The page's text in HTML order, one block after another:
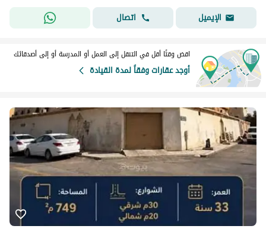
الإيميل
اتصال
اقض وقتًا أقل في التنقل إلى العمل أو المدرسة أو إلى أصدقائك
أوجد عقارات وفقاً لمدة القيادة